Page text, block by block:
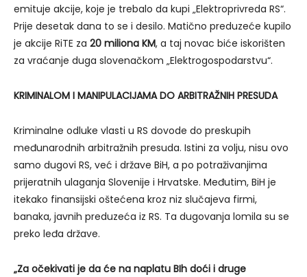
emituje akcije, koje je trebalo da kupi „Elektroprivreda RS“.
Prije desetak dana to se i desilo. Matično preduzeće kupilo
je akcije RiTE za 20 miliona KM, a taj novac biće iskorišten
za vraćanje duga slovenačkom „Elektrogospodarstvu“.
KRIMINALOM I MANIPULACIJAMA DO ARBITRAŽNIH PRESUDA
Kriminalne odluke vlasti u RS dovode do preskupih
međunarodnih arbitražnih presuda. Istini za volju, nisu ovo
samo dugovi RS, već i države BiH, a po potraživanjima
prijeratnih ulaganja Slovenije i Hrvatske. Međutim, BiH je
itekako finansijski oštećena kroz niz slučajeva firmi,
banaka, javnih preduzeća iz RS. Ta dugovanja lomila su se
preko leđa države.
„Za očekivati je da će na naplatu BIh doći i druge